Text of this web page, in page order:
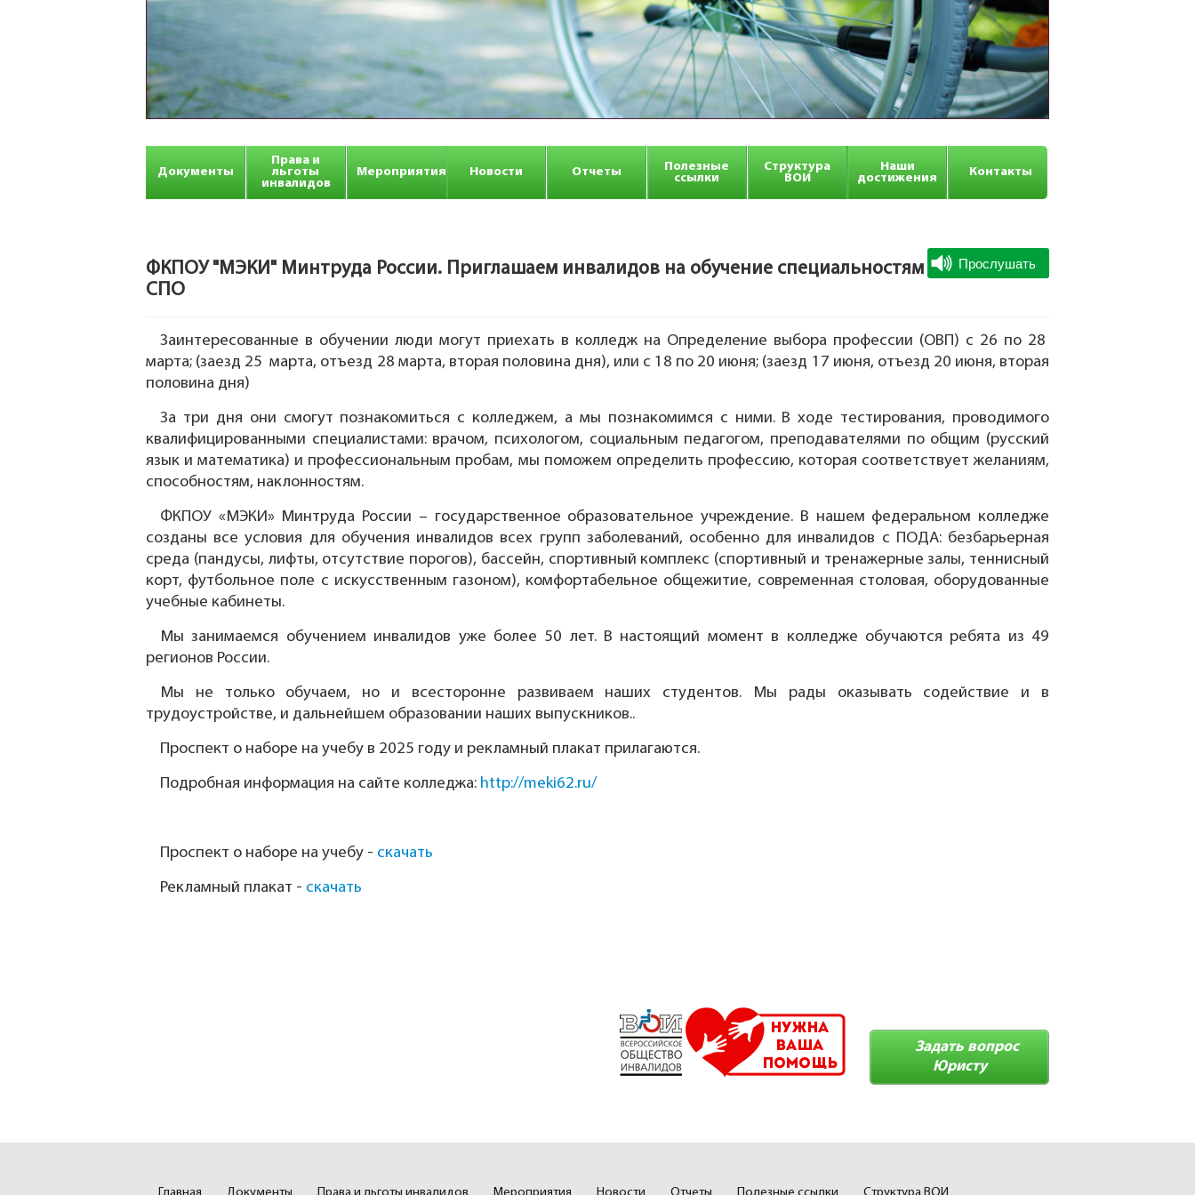
Документы
Права и
льготы
инвалидов
Мероприятия Новости Отчеты
Полезные
ссылки
Структура
ВОИ
Наши
достижения
Контакты
ФКПОУ "МЭКИ" Минтруда России. Приглашаем инвалидов на обучение специальностям
СПО
Заинтересованные в обучении люди могут приехать в колледж на Определение выбора профессии (ОВП) с 26 по 28
марта; (заезд 25 марта, отъезд 28 марта, вторая половина дня), или с 18 по 20 июня; (заезд 17 июня, отъезд 20 июня, вторая
половина дня)
За три дня они смогут познакомиться с колледжем, а мы познакомимся с ними. В ходе тестирования, проводимого
квалифицированными специалистами: врачом, психологом, социальным педагогом, преподавателями по общим (русский
язык и математика) и профессиональным пробам, мы поможем определить профессию, которая соответствует желаниям,
способностям, наклонностям.
ФКПОУ «МЭКИ» Минтруда России – государственное образовательное учреждение. В нашем федеральном колледже
созданы все условия для обучения инвалидов всех групп заболеваний, особенно для инвалидов с ПОДА: безбарьерная
среда (пандусы, лифты, отсутствие порогов), бассейн, спортивный комплекс (спортивный и тренажерные залы, теннисный
корт, футбольное поле с искусственным газоном), комфортабельное общежитие, современная столовая, оборудованные
учебные кабинеты.
Мы занимаемся обучением инвалидов уже более 50 лет. В настоящий момент в колледже обучаются ребята из 49
регионов России.
Мы не только обучаем, но и всесторонне развиваем наших студентов. Мы рады оказывать содействие и в
трудоустройстве, и дальнейшем образовании наших выпускников..
Проспект о наборе на учебу в 2025 году и рекламный плакат прилагаются.
Подробная информация на сайте колледжа: http://meki62.ru/
Проспект о наборе на учебу - скачать
Рекламный плакат - скачать
Задать вопрос
Юристу
Главная Документы Права и льготы инвалидов Мероприятия Новости Отчеты Полезные ссылки Структура ВОИ